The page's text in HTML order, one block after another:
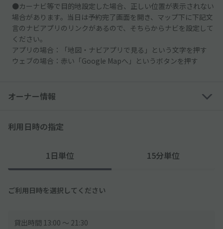
●カーナビ等で目的地設定した場合、正しい位置が表示されない
場合があります。当日は予約完了画面を開き、マップ下に下記文
言のナビアプリのリンクがあるので、そちらからナビを設定して
ください。
アプリの場合：「地図・ナビアプリで見る」という文字を押す
ウェブの場合：赤い「Google Mapへ」というボタンを押す
オーナー情報
利用日時の指定
1日単位 15分単位
ご利用日時を選択してください
貸出時間 13:00 〜 21:30